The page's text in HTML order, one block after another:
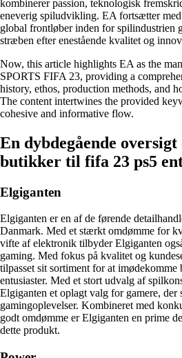
kombinerer passion, teknologisk
eneverig spiludvikling. EA fortsætter med
global frontløber inden for spilindustrien
stræben efter enestående kvalitet og
Now, this article highlights EA as the
SPORTS FIFA 23, providing a
history, ethos, production methods, and
The content intertwines the provided
cohesive and informative flow.
En dybdegående
butikker til fifa 23 ps5
Elgiganten
Elgiganten er en af de førende
Danmark. Med et stærkt omdømme for
vifte af elektronik tilbyder Elgiganten
gaming. Med fokus på kvalitet og
tilpasset sit sortiment for at
entusiaster. Med et stort udvalg af
Elgiganten et oplagt valg for gamere, der
gamingoplevelser. Kombineret med
godt omdømme er Elgiganten en prime
dette produkt.